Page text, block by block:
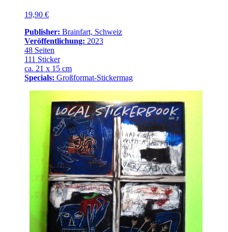
19,90 €
Publisher: Brainfart, Schweiz
Veröffentlichung: 2023
48 Seiten
111 Sticker
ca. 21 x 15 cm
Specials: Großformat-Stickermag